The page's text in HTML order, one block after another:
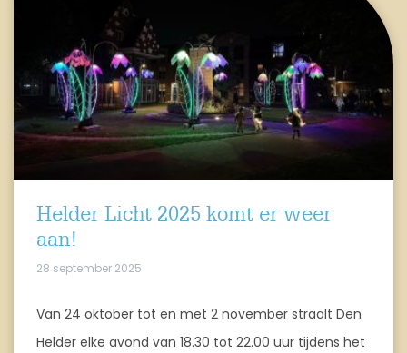
Helder Licht 2025 komt er weer
aan!
28 september 2025
Van 24 oktober tot en met 2 november straalt Den
Helder elke avond van 18.30 tot 22.00 uur tijdens het